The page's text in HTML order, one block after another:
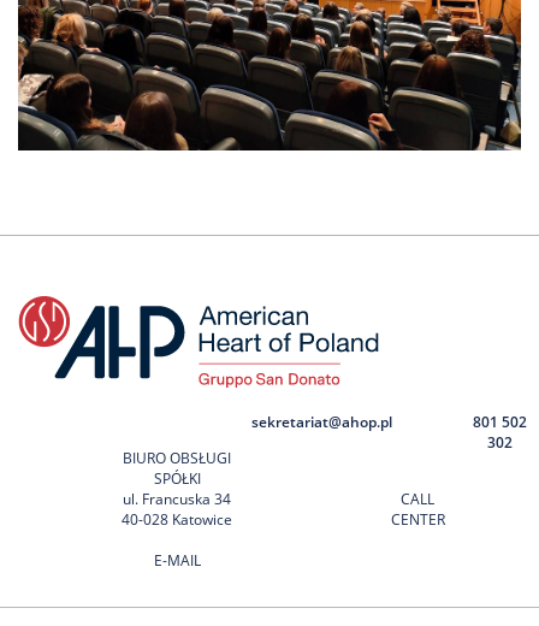
BIURO OBSŁUGI
SPÓŁKI
ul. Francuska 34
40-028 Katowice
E-MAIL
sekretariat@ahop.pl
CALL
CENTER
801 502
302